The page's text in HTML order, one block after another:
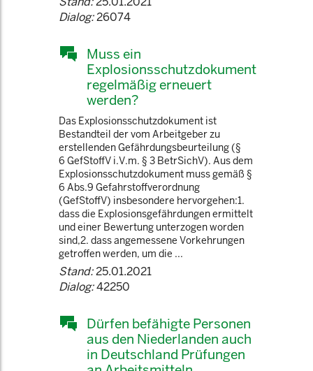
Dialog:26074
Muss ein
Explosionsschutzdokument
regelmäßig erneuert
werden?
Das Explosionsschutzdokument ist
Bestandteil der vom Arbeitgeber zu
erstellenden Gefährdungsbeurteilung (§
6 GefStoffV i.V.m. § 3 BetrSichV). Aus dem
Explosionsschutzdokument muss gemäß §
6 Abs.9 Gefahrstoffverordnung
(GefStoffV) insbesondere hervorgehen:1.
dass die Explosionsgefährdungen ermittelt
und einer Bewertung unterzogen worden
sind,2. dass angemessene Vorkehrungen
getroffen werden, um die ...
Stand:25.01.2021
Dialog:42250
Dürfen befähigte Personen
aus den Niederlanden auch
in Deutschland Prüfungen